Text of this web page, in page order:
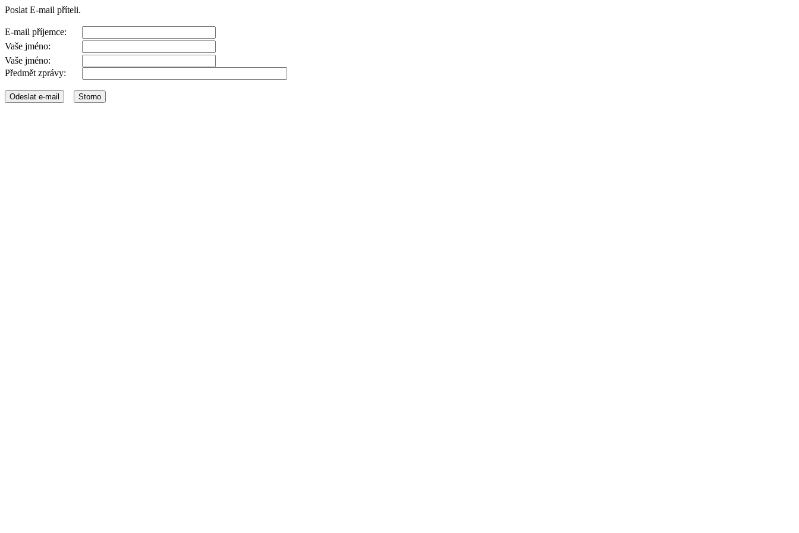
Poslat E-mail příteli.
E-mail příjemce:
Vaše jméno:
Vaše jméno:
Předmět zprávy: